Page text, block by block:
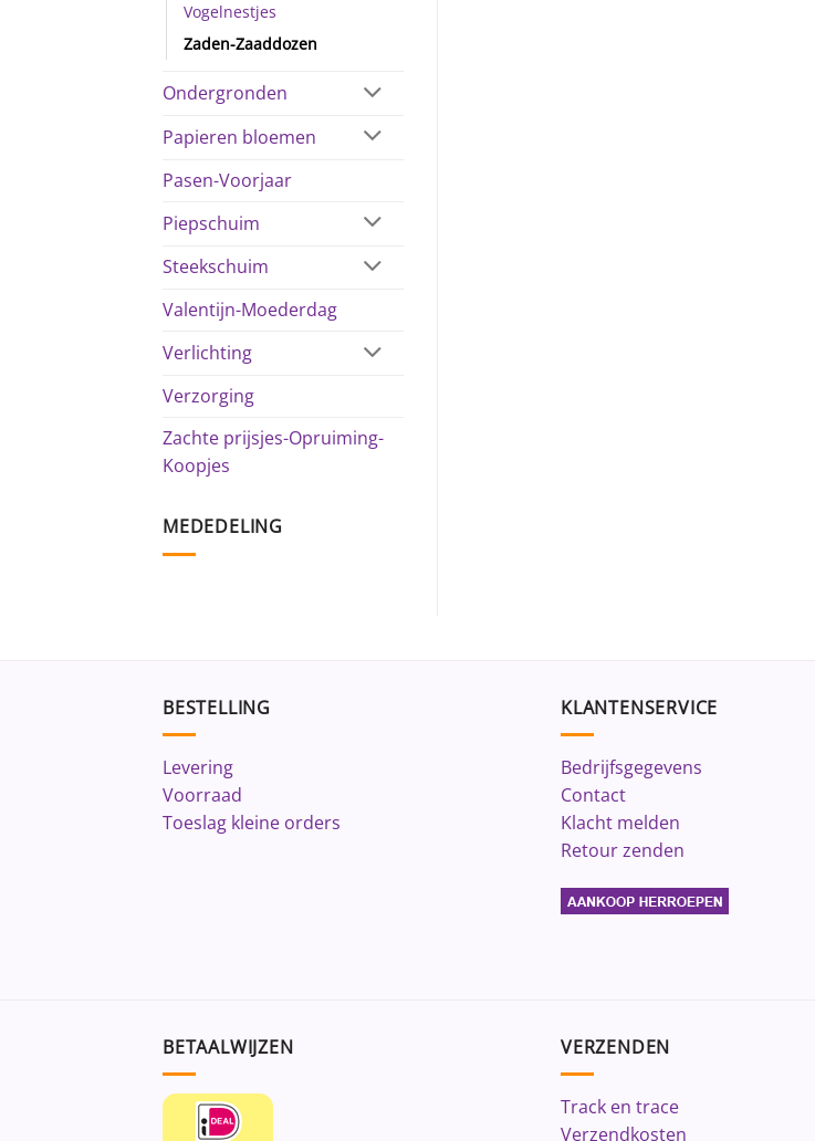
Vogelnestjes
Zaden-Zaaddozen
Ondergronden
Papieren bloemen
Pasen-Voorjaar
Piepschuim
Steekschuim
Valentijn-Moederdag
Verlichting
Verzorging
Zachte prijsjes-Opruiming-
Koopjes
MEDEDELING
BESTELLING
Levering
Voorraad
Toeslag kleine orders
KLANTENSERVICE
Bedrijfsgegevens
Contact
Klacht melden
Retour zenden
BETAALWIJZEN VERZENDEN
Track en trace
Verzendkosten